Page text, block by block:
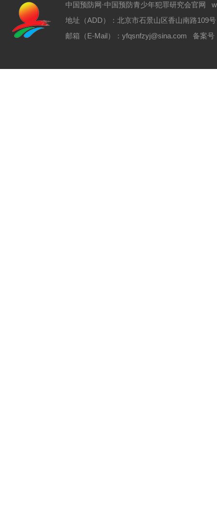
中国预防网·中国预防青少年犯罪研究会官网
地址（ADD）：北京市石景山区香山南路109
邮箱（E-Mail）：yfqsnfzyj@sina.com 备案号